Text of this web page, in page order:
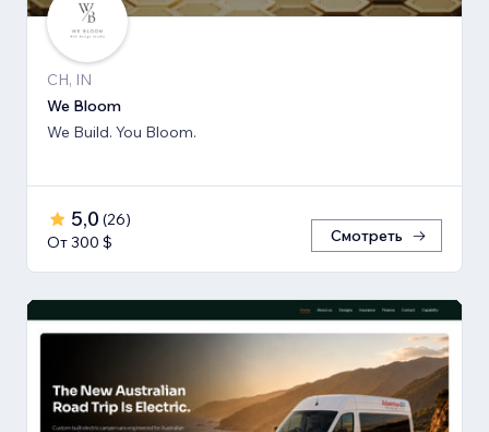
CH, IN
We Bloom
We Build. You Bloom.
5,0 (26)
От 300 $
Смотреть